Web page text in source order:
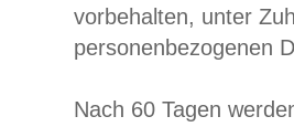
vorbehalten, unter
personenbezogenen
Nach 60 Tagen